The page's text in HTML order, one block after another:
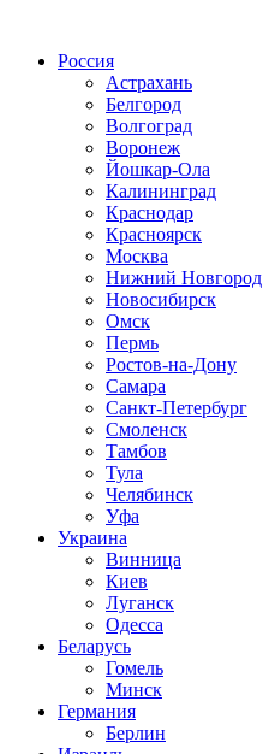
Россия
Астрахань
Белгород
Волгоград
Воронеж
Йошкар-Ола
Калининград
Краснодар
Красноярск
Москва
Нижний Новгород
Новосибирск
Омск
Пермь
Ростов-на-Дону
Самара
Санкт-Петербург
Смоленск
Тамбов
Тула
Челябинск
Уфа
Украина
Винница
Киев
Луганск
Одесса
Беларусь
Гомель
Минск
Германия
Берлин